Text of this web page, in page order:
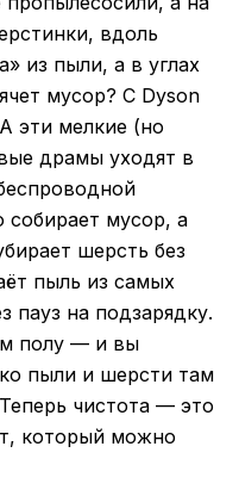
вдоль
из пыли, а в углах
мусор? С Dyson
эти мелкие (но
драмы уходят в
собирает мусор, а
шерсть без
пыль из самых
пауз на подзарядку.
полу — и вы
пыли и шерсти там
чистота — это
который можно